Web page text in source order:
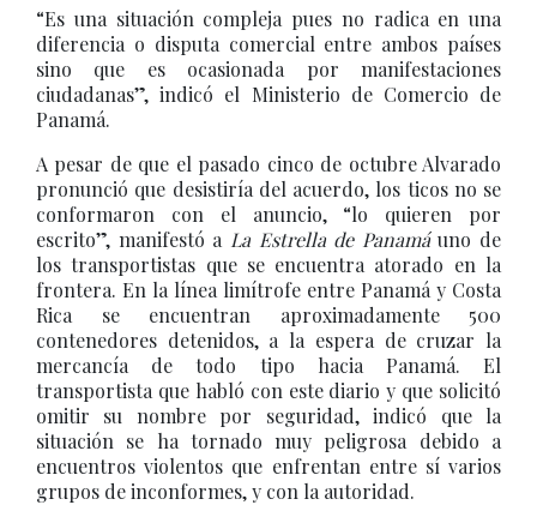
“Es una situación compleja pues no radica en una
diferencia o disputa comercial entre ambos países
sino que es ocasionada por manifestaciones
ciudadanas”, indicó el Ministerio de Comercio de
Panamá.
A pesar de que el pasado cinco de octubre Alvarado
pronunció que desistiría del acuerdo, los ticos no se
conformaron con el anuncio, “lo quieren por
escrito”, manifestó a La Estrella de Panamáuno de
los transportistas que se encuentra atorado en la
frontera. En la línea limítrofe entre Panamá y Costa
Rica se encuentran aproximadamente 500
contenedores detenidos, a la espera de cruzar la
mercancía de todo tipo hacia Panamá. El
transportista que habló con este diario y que solicitó
omitir su nombre por seguridad, indicó que la
situación se ha tornado muy peligrosa debido a
encuentros violentos que enfrentan entre sí varios
grupos de inconformes, y con la autoridad.